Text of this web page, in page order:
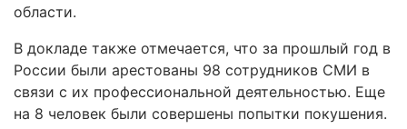
области.
В докладе также отмечается, что за прошлый год в
России были арестованы 98 сотрудников СМИ в
связи с их профессиональной деятельностью. Еще
на 8 человек были совершены попытки покушения.